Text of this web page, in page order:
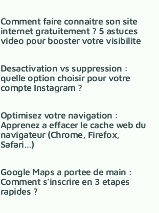
Comment faire connaitre son site
internet gratuitement ? 5 astuces
video pour booster votre visibilite
Desactivation vs suppression :
quelle option choisir pour votre
compte Instagram ?
Optimisez votre navigation :
Apprenez a effacer le cache web du
navigateur (Chrome, Firefox,
Safari…)
Google Maps a portee de main :
Comment s’inscrire en 3 etapes
rapides ?